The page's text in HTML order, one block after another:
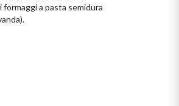
a pasta semidura